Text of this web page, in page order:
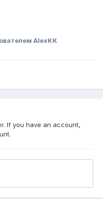
AlexKK
If you have an account,